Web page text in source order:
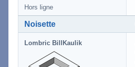
Hors ligne
Noisette
Lombric BillKaulik